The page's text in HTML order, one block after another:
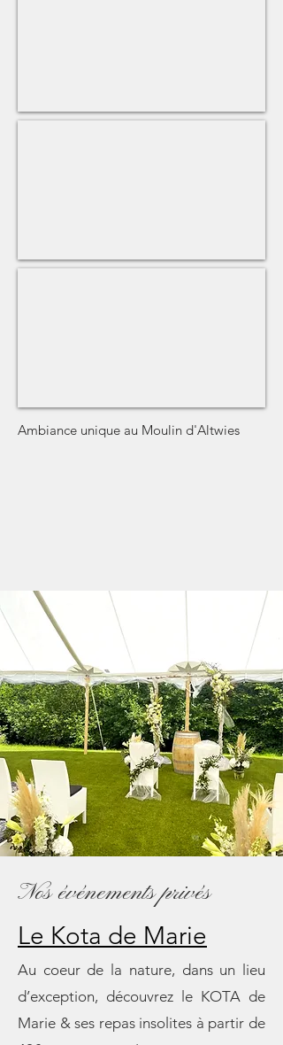
Ambiance unique au Moulin d'Altwies
Nos événements privés
Le Kota de Marie
Au coeur de la nature, dans un lieu
d’exception, découvrez le KOTA de
Marie & ses repas insolites à partir de